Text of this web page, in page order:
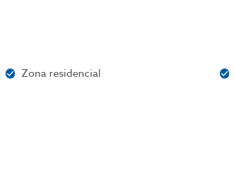
Zona residencial